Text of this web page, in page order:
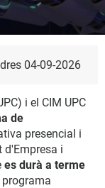
04-09-2026
i el CIM UPC
de
presencial i
d'Empresa i
es durà a terme
programa